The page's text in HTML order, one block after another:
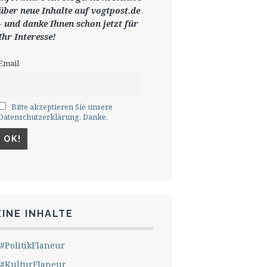
ber neue Inhalte auf vogtpost.de
und danke Ihnen schon jetzt für
Interesse!
Bitte akzeptieren Sie unsere
Danke.
INHALTE
#PolitikFlaneur
#KulturFlaneur